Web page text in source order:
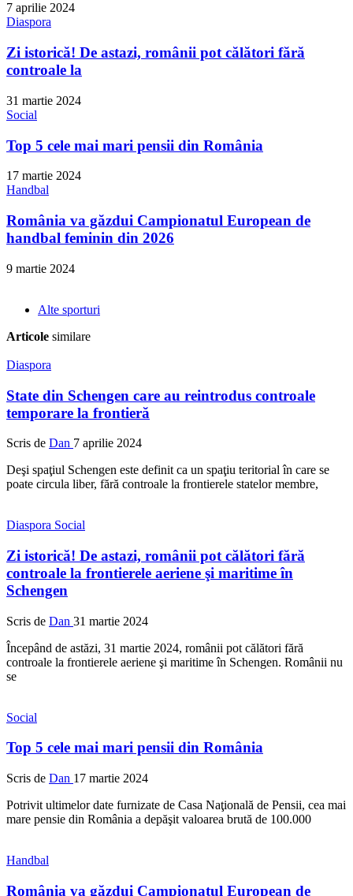
7 aprilie 2024
Diaspora
Zi istorică! De astazi, românii pot călători fără
controale la
31 martie 2024
Social
Top 5 cele mai mari pensii din România
17 martie 2024
Handbal
România va găzdui Campionatul European de
handbal feminin din 2026
9 martie 2024
Alte sporturi
Articole similare
Diaspora
State din Schengen care au reintrodus controale
temporare la frontieră
Scris de Dan 7 aprilie 2024
Deşi spaţiul Schengen este definit ca un spaţiu teritorial în care se
poate circula liber, fără controale la frontierele statelor membre,
Diaspora Social
Zi istorică! De astazi, românii pot călători fără
controale la frontierele aeriene şi maritime în
Schengen
Scris de Dan 31 martie 2024
Începând de astăzi, 31 martie 2024, românii pot călători fără
controale la frontierele aeriene şi maritime în Schengen. Românii nu
se
Social
Top 5 cele mai mari pensii din România
Scris de Dan 17 martie 2024
Potrivit ultimelor date furnizate de Casa Naţională de Pensii, cea mai
mare pensie din România a depăşit valoarea brută de 100.000
Handbal
România va găzdui Campionatul European de